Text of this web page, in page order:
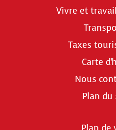
Vivre et
Taxes
Carte
Nous
Plan du